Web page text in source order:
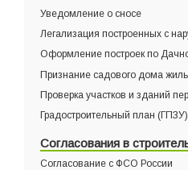
Уведомление о сносе
Легализация построенных с
Оформление построек по
Признание садового дома
Проверка участков и зданий
Градостроительный план (ГПЗУ)
Согласования в
Согласование с ФСО России